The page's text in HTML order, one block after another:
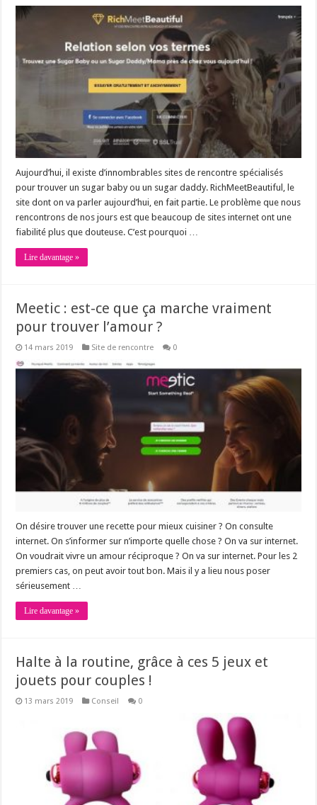
Aujourd’hui, il existe d’innombrables sites de rencontre spécialisés
pour trouver un sugar baby ou un sugar daddy. RichMeetBeautiful, le
site dont on va parler aujourd’hui, en fait partie. Le problème que nous
rencontrons de nos jours est que beaucoup de sites internet ont une
fiabilité plus que douteuse. C’est pourquoi …
Lire davantage »
Meetic : est-ce que ça marche vraiment
pour trouver l’amour ?
14 mars 2019 Site de rencontre 0
On désire trouver une recette pour mieux cuisiner ? On consulte
internet. On s’informer sur n’importe quelle chose ? On va sur internet.
On voudrait vivre un amour réciproque ? On va sur internet. Pour les 2
premiers cas, on peut avoir tout bon. Mais il y a lieu nous poser
sérieusement …
Lire davantage »
Halte à la routine, grâce à ces 5 jeux et
jouets pour couples !
13 mars 2019 Conseil 0